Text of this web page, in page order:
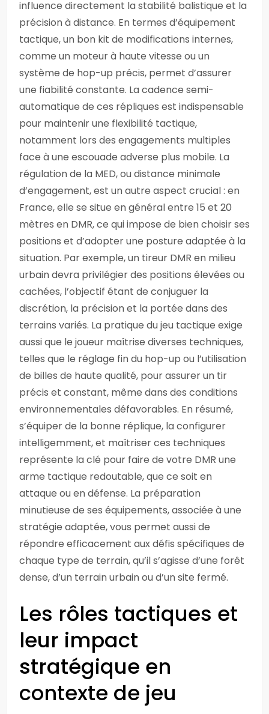
influence directement la stabilité balistique et la
précision à distance. En termes d’équipement
tactique, un bon kit de modifications internes,
comme un moteur à haute vitesse ou un
système de hop-up précis, permet d’assurer
une fiabilité constante. La cadence semi-
automatique de ces répliques est indispensable
pour maintenir une flexibilité tactique,
notamment lors des engagements multiples
face à une escouade adverse plus mobile. La
régulation de la MED, ou distance minimale
d’engagement, est un autre aspect crucial : en
France, elle se situe en général entre 15 et 20
mètres en DMR, ce qui impose de bien choisir ses
positions et d’adopter une posture adaptée à la
situation. Par exemple, un tireur DMR en milieu
urbain devra privilégier des positions élevées ou
cachées, l’objectif étant de conjuguer la
discrétion, la précision et la portée dans des
terrains variés. La pratique du jeu tactique exige
aussi que le joueur maîtrise diverses techniques,
telles que le réglage fin du hop-up ou l’utilisation
de billes de haute qualité, pour assurer un tir
précis et constant, même dans des conditions
environnementales défavorables. En résumé,
s’équiper de la bonne réplique, la configurer
intelligemment, et maîtriser ces techniques
représente la clé pour faire de votre DMR une
arme tactique redoutable, que ce soit en
attaque ou en défense. La préparation
minutieuse de ses équipements, associée à une
stratégie adaptée, vous permet aussi de
répondre efficacement aux défis spécifiques de
chaque type de terrain, qu’il s’agisse d’une forêt
dense, d’un terrain urbain ou d’un site fermé.
Les rôles tactiques et
leur impact
stratégique en
contexte de jeu